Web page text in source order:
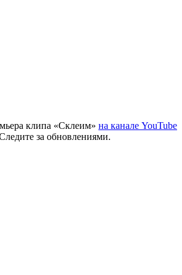
клипа «Склеим» на канале YouTube
за обновлениями.